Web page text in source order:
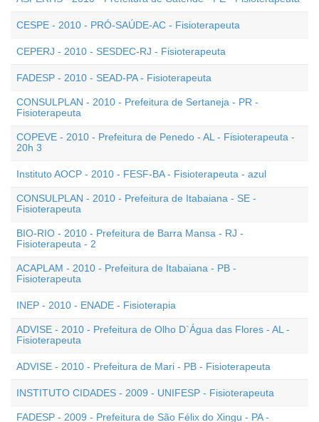
CESPE - 2010 - PRÓ-SAÚDE-AC - Fisioterapeuta
CEPERJ - 2010 - SESDEC-RJ - Fisioterapeuta
FADESP - 2010 - SEAD-PA - Fisioterapeuta
CONSULPLAN - 2010 - Prefeitura de Sertaneja - PR -
Fisioterapeuta
COPEVE - 2010 - Prefeitura de Penedo - AL - Fisioterapeuta -
20h 3
Instituto AOCP - 2010 - FESF-BA - Fisioterapeuta - azul
CONSULPLAN - 2010 - Prefeitura de Itabaiana - SE -
Fisioterapeuta
BIO-RIO - 2010 - Prefeitura de Barra Mansa - RJ -
Fisioterapeuta - 2
ACAPLAM - 2010 - Prefeitura de Itabaiana - PB -
Fisioterapeuta
INEP - 2010 - ENADE - Fisioterapia
ADVISE - 2010 - Prefeitura de Olho D`Água das Flores - AL -
Fisioterapeuta
ADVISE - 2010 - Prefeitura de Mari - PB - Fisioterapeuta
INSTITUTO CIDADES - 2009 - UNIFESP - Fisioterapeuta
FADESP - 2009 - Prefeitura de São Félix do Xingu - PA -